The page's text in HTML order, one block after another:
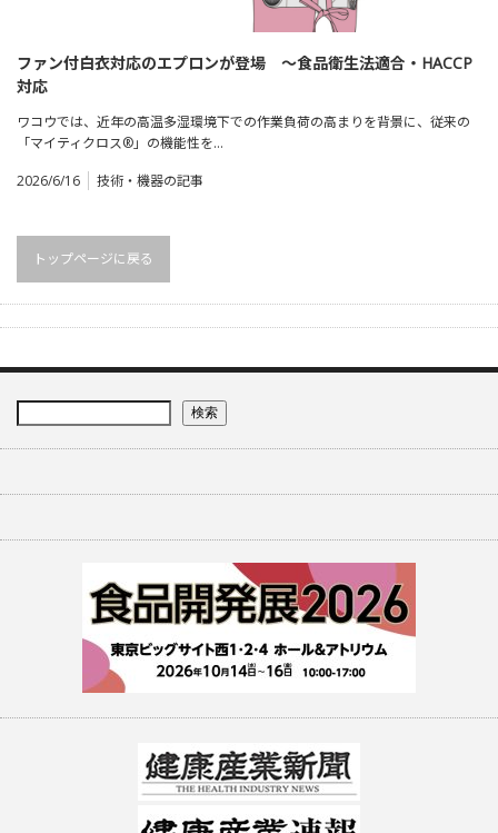
ファン付白衣対応のエプロンが登場 ～食品衛生法適合・HACCP
対応
ワコウでは、近年の高温多湿環境下での作業負荷の高まりを背景に、従来の
「マイティクロス®」の機能性を…
2026/6/16
技術・機器の記事
トップページに戻る
検索